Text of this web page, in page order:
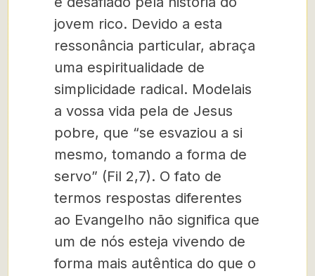
jovem rico. Devido a esta
ressonância particular, abraça
uma espiritualidade de
simplicidade radical. Modelais
a vossa vida pela de Jesus
pobre, que “se esvaziou a si
mesmo, tomando a forma de
servo” (Fil 2,7). O fato de
termos respostas diferentes
ao Evangelho não significa que
um de nós esteja vivendo de
forma mais autêntica do que o